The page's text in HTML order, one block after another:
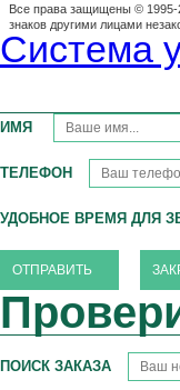
Все права защищены ©
знаков другими лицами
Система
ИМЯ
ТЕЛЕФОН
УДОБНОЕ ВРЕМЯ ДЛЯ
ПОИСК ЗАКАЗА